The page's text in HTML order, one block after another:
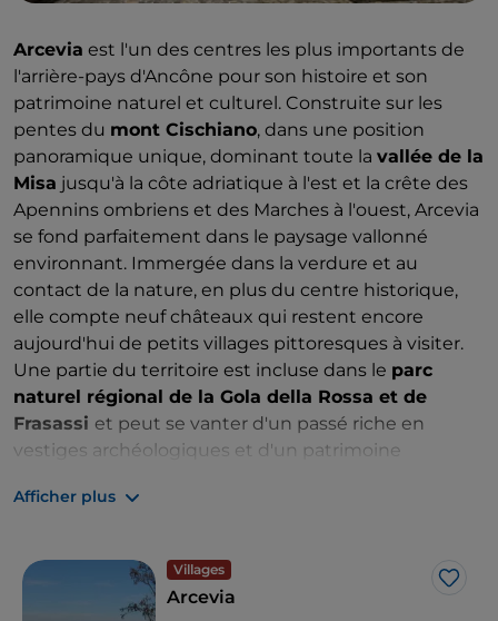
Arcevia est l'un des centres les plus importants de
l'arrière-pays d'Ancône pour son histoire et son
patrimoine naturel et culturel. Construite sur les
pentes du mont Cischiano, dans une position
panoramique unique, dominant toute la vallée de la
Misa jusqu'à la côte adriatique à l'est et la crête des
Apennins ombriens et des Marches à l'ouest, Arcevia
se fond parfaitement dans le paysage vallonné
environnant. Immergée dans la verdure et au
contact de la nature, en plus du centre historique,
elle compte neuf châteaux qui restent encore
aujourd'hui de petits villages pittoresques à visiter.
Une partie du territoire est incluse dans le parc
naturel régional de la Gola della Rossa et de
Frasassi et peut se vanter d'un passé riche en
vestiges archéologiques et d'un patrimoine
que Luca Signorelli, Giovanni et Mattia Della Robbia,
que le palais des Priori.
Afficher plus
Villages
Arcevia